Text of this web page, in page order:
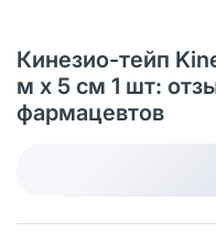
Кинезио-тейп
м х 5 см 1 шт:
фармацевтов